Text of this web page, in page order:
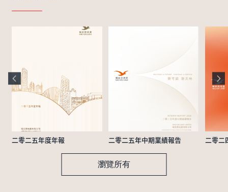
二零二五年度年報 二零二五年中期業績報告 二零二
瀏覽所有